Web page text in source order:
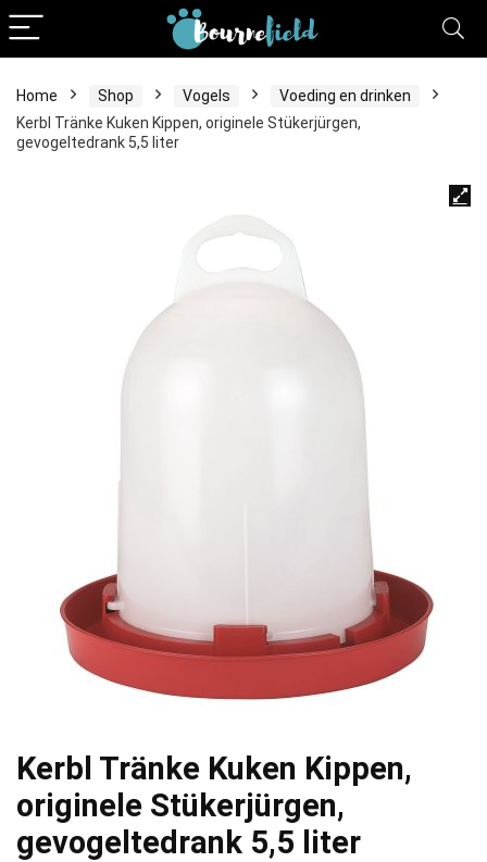
Home Shop Vogels
Voeding en drinken
Kerbl Tränke Kuken Kippen, originele Stükerjürgen,
gevogeltedrank 5,5 liter
Kerbl Tränke Kuken Kippen,
originele Stükerjürgen,
gevogeltedrank 5,5 liter